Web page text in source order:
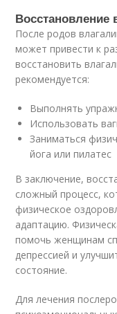
Восстановление
После родов
может привести к
восстановить
рекомендуется:
Выполнять
Использовать
Заниматься
йога или пилатес
В заключение,
сложный процесс,
физическое
адаптацию.
помочь женщинам
депрессией и
состояние.
Для лечения